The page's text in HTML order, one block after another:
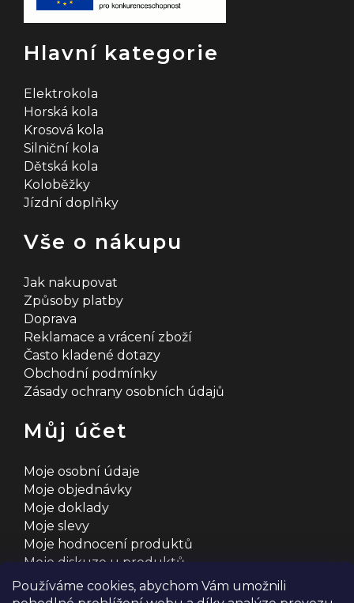
Používáme cookies, abychom Vám umožnili
Hlavní kategorie
Elektrokola
Horská kola
Krosová kola
Silniční kola
Dětská kola
Koloběžky
Jízdní doplňky
Vše o nákupu
Jak nakupovat
Způsoby platby
Doprava
Reklamace a vrácení zboží
Často kladené dotazy
Obchodní podmínky
Zásady ochrany osobních údajů
Můj účet
Moje osobní údaje
Moje objednávky
Moje doklady
Moje slevy
Moje hodnocení produktů
Moje diskuze u produktů